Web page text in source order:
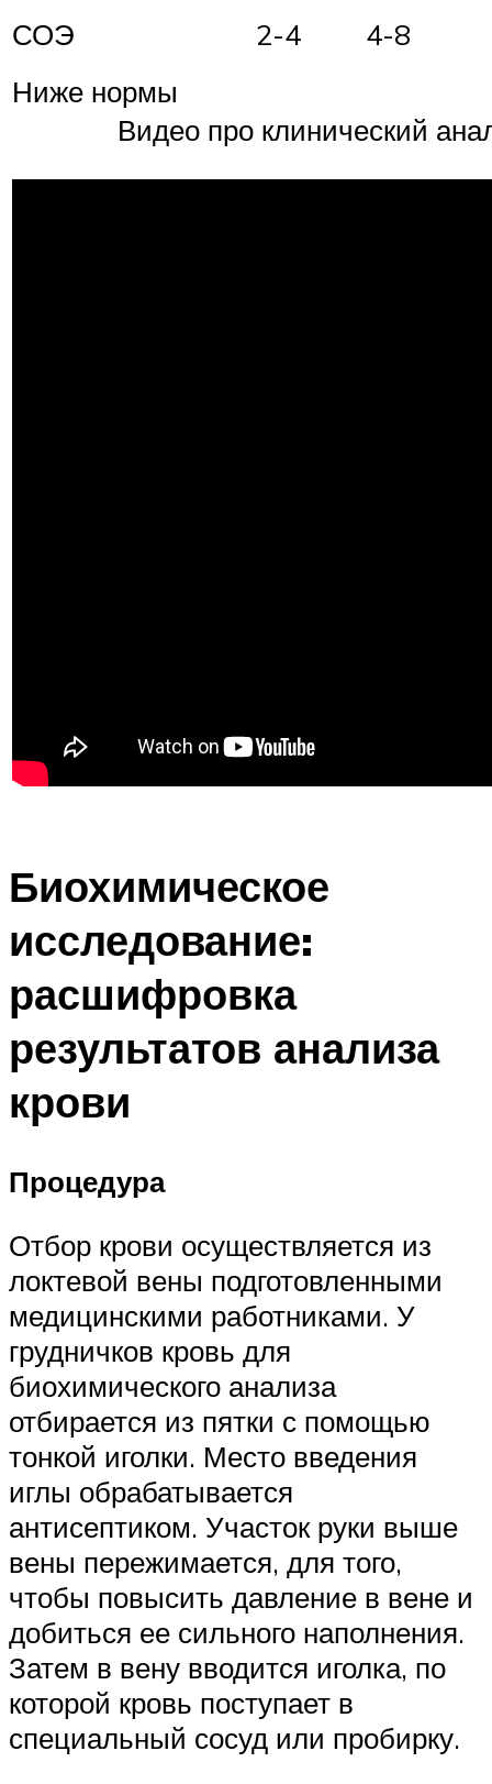
СОЭ 2-4
4-8
Ниже нормы
Видео про клинический
Биохимическое
исследование:
расшифровка
результатов анализа
крови
Процедура
Отбор крови осуществляется из
локтевой вены подготовленными
медицинскими работниками. У
грудничков кровь для
биохимического анализа
отбирается из пятки с помощью
тонкой иголки. Место введения
иглы обрабатывается
антисептиком. Участок руки выше
вены пережимается, для того,
чтобы повысить давление в вене и
добиться ее сильного наполнения.
Затем в вену вводится иголка, по
которой кровь поступает в
специальный сосуд или пробирку.